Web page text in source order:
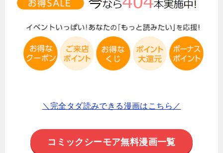
＼完全タダ読みできる漫画はこちら／
コミックシーモア無料漫画一覧